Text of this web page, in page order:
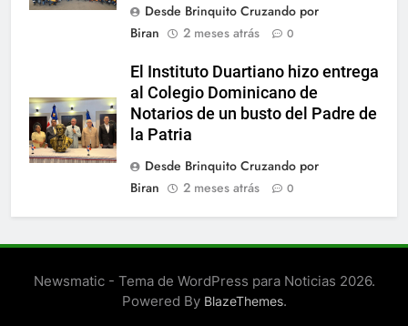
Desde Brinquito Cruzando por
Biran
2 meses atrás 0
El Instituto Duartiano hizo entrega
al Colegio Dominicano de
Notarios de un busto del Padre de
la Patria
Desde Brinquito Cruzando por
Biran
2 meses atrás 0
Newsmatic - Tema de WordPress para Noticias 2026.
Powered By BlazeThemes.